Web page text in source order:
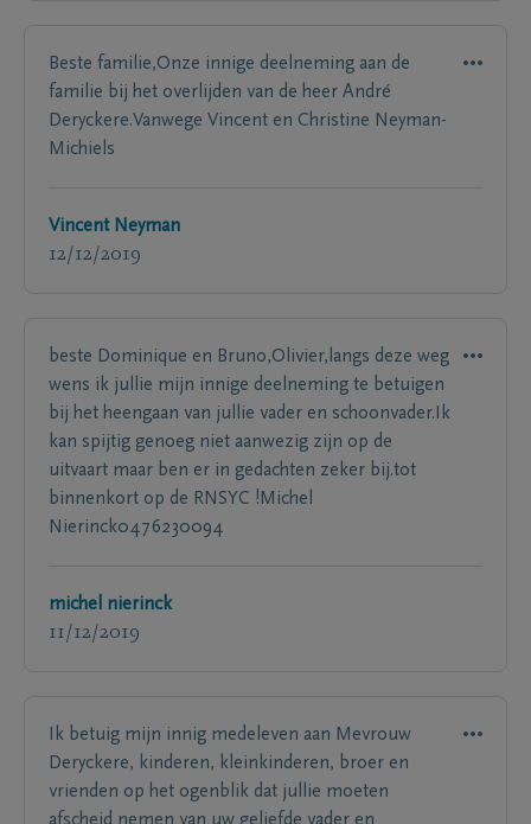
Beste familie,Onze innige deelneming aan de
familie bij het overlijden van de heer André
Deryckere.Vanwege Vincent en Christine Neyman-
Michiels
Vincent Neyman
12/12/2019
beste Dominique en Bruno,Olivier,langs deze weg
wens ik jullie mijn innige deelneming te betuigen
bij het heengaan van jullie vader en schoonvader.Ik
kan spijtig genoeg niet aanwezig zijn op de
uitvaart maar ben er in gedachten zeker bij.tot
binnenkort op de RNSYC !Michel
Nierinck0476230094
michel nierinck
11/12/2019
Ik betuig mijn innig medeleven aan Mevrouw
Deryckere, kinderen, kleinkinderen, broer en
vrienden op het ogenblik dat jullie moeten